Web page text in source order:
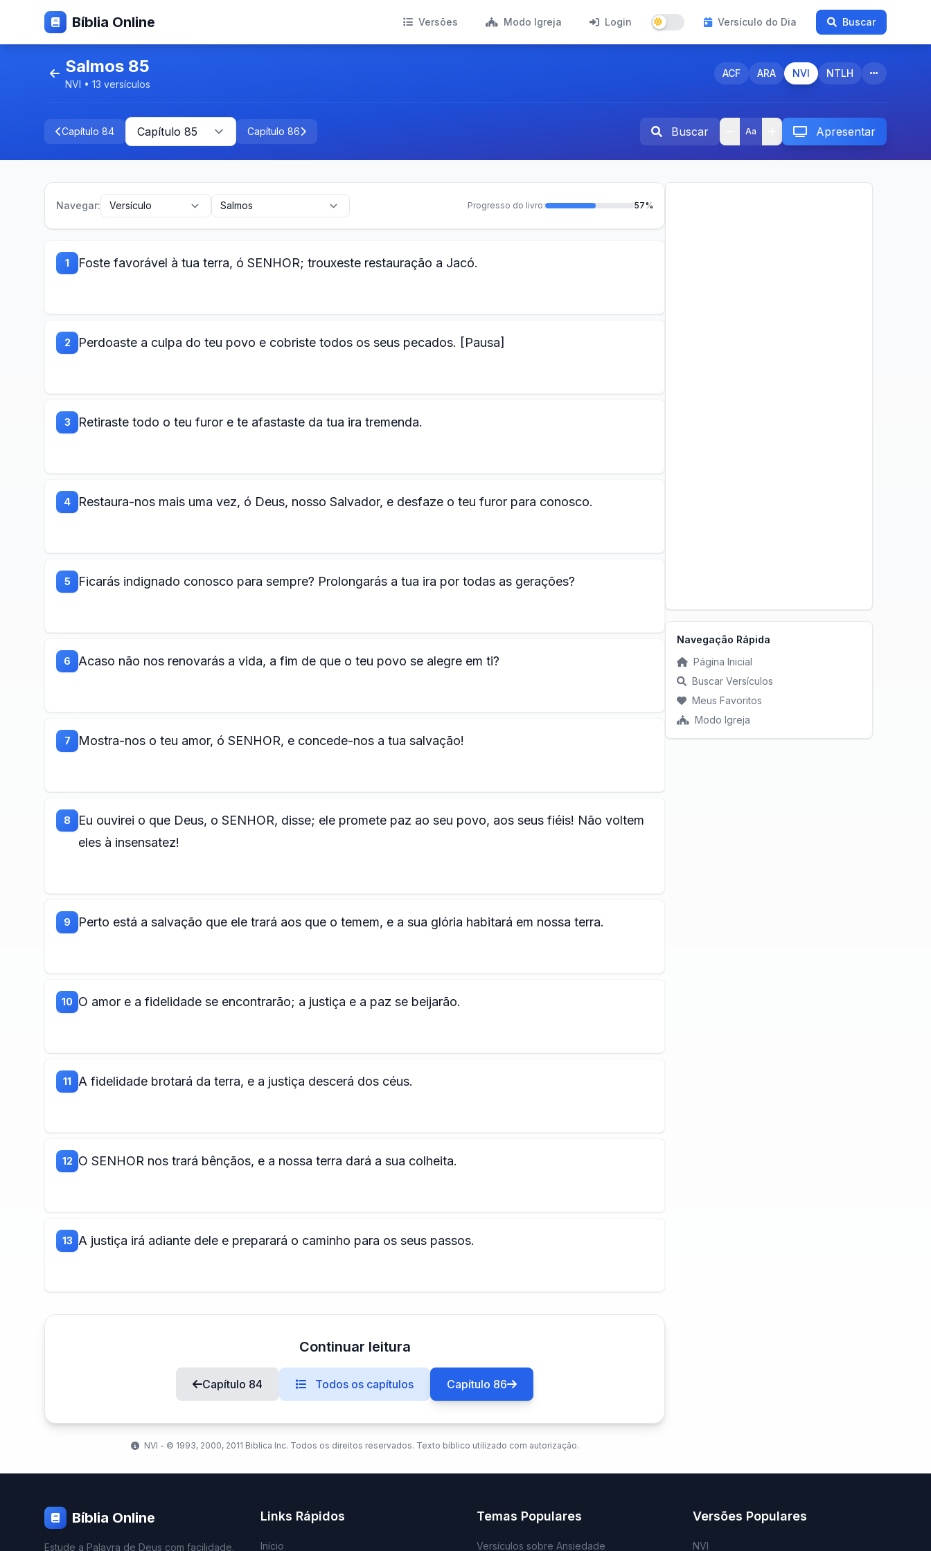
Bíblia Online Versões Modo Igreja Login Versículo do Dia Buscar
Salmos 85
NVI • 13 versículos
ACF ARA NVI NTLH
Capítulo 84 Capítulo 86 Buscar Aa Apresentar
Navegar: Progresso do livro: 57%
1 Foste favorável à tua terra, ó SENHOR; trouxeste restauração a Jacó.
2 Perdoaste a culpa do teu povo e cobriste todos os seus pecados. [Pausa]
3 Retiraste todo o teu furor e te afastaste da tua ira tremenda.
4 Restaura-nos mais uma vez, ó Deus, nosso Salvador, e desfaze o teu furor para conosco.
5 Ficarás indignado conosco para sempre? Prolongarás a tua ira por todas as gerações?
6 Acaso não nos renovarás a vida, a fim de que o teu povo se alegre em ti?
7 Mostra-nos o teu amor, ó SENHOR, e concede-nos a tua salvação!
8
Eu ouvirei o que Deus, o SENHOR, disse; ele promete paz ao seu povo, aos seus fiéis! Não voltem
eles à insensatez!
9 Perto está a salvação que ele trará aos que o temem, e a sua glória habitará em nossa terra.
10 O amor e a fidelidade se encontrarão; a justiça e a paz se beijarão.
11 A fidelidade brotará da terra, e a justiça descerá dos céus.
12 O SENHOR nos trará bênçãos, e a nossa terra dará a sua colheita.
13 A justiça irá adiante dele e preparará o caminho para os seus passos.
Continuar leitura
Capítulo 84 Todos os capítulos Capítulo 86
NVI - ©️ 1993, 2000, 2011 Biblica Inc. Todos os direitos reservados. Texto bíblico utilizado com autorização.
Navegação Rápida
Página Inicial
Buscar Versículos
Meus Favoritos
Modo Igreja
Bíblia Online
Estude a Palavra de Deus com facilidade.
Links Rápidos
Início
Temas Populares
Versículos sobre Ansiedade
Versões Populares
NVI